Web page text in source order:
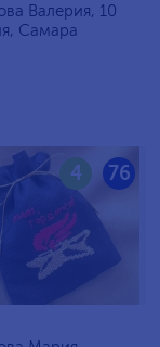
Валерия, 10
Самара
76
4